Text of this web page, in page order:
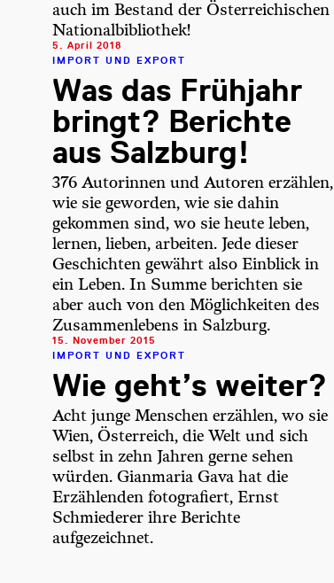
auch im Bestand der Österreichischen
Nationalbibliothek!
5. April 2018
IMPORT UND EXPORT
Was das Frühjahr
bringt? Berichte
aus Salzburg!
376 Autorinnen und Autoren erzählen,
wie sie geworden, wie sie dahin
gekommen sind, wo sie heute leben,
lernen, lieben, arbeiten. Jede dieser
Geschichten gewährt also Einblick in
ein Leben. In Summe berichten sie
aber auch von den Möglichkeiten des
Zusammen­lebens in Salzburg.
15. November 2015
IMPORT UND EXPORT
Wie geht’s weiter?
Acht junge Menschen erzählen, wo sie
Wien, Österreich, die Welt und sich
selbst in zehn Jahren gerne sehen
würden. Gianmaria Gava hat die
Erzählenden fotografiert, Ernst
Schmiederer ihre Berichte
aufgezeichnet.